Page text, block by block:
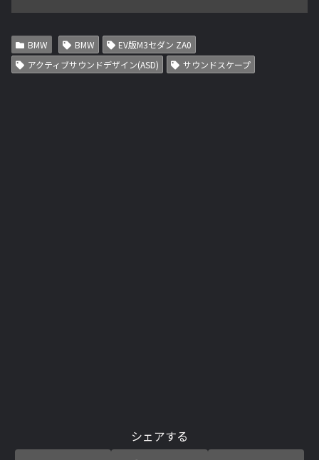
BMW BMW
EV版M3セダン ZA0
アクティブサウンドデザイン(ASD)
サウンドスケープ
シェアする